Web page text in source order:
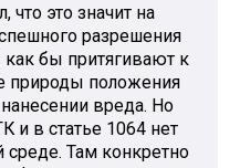
что это значит на
разрешения
бы притягивают к
природы положения
вреда. Но
и в статье 1064 нет
Там конкретно